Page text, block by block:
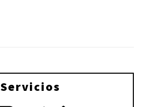
Servicios